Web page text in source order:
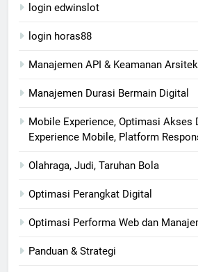
login edwinslot
login horas88
Manajemen API & Keamanan
Manajemen Durasi Bermain Digital
Mobile Experience, Optimasi Akses
Experience Mobile, Platform
Olahraga, Judi, Taruhan Bola
Optimasi Perangkat Digital
Optimasi Performa Web dan
Panduan & Strategi